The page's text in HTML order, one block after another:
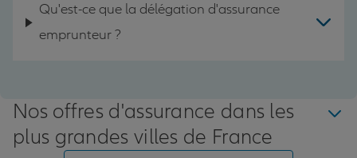
Qu'est-ce que la délégation d'assurance
emprunteur ?
Nos offres d'assurance dans les
plus grandes villes de France